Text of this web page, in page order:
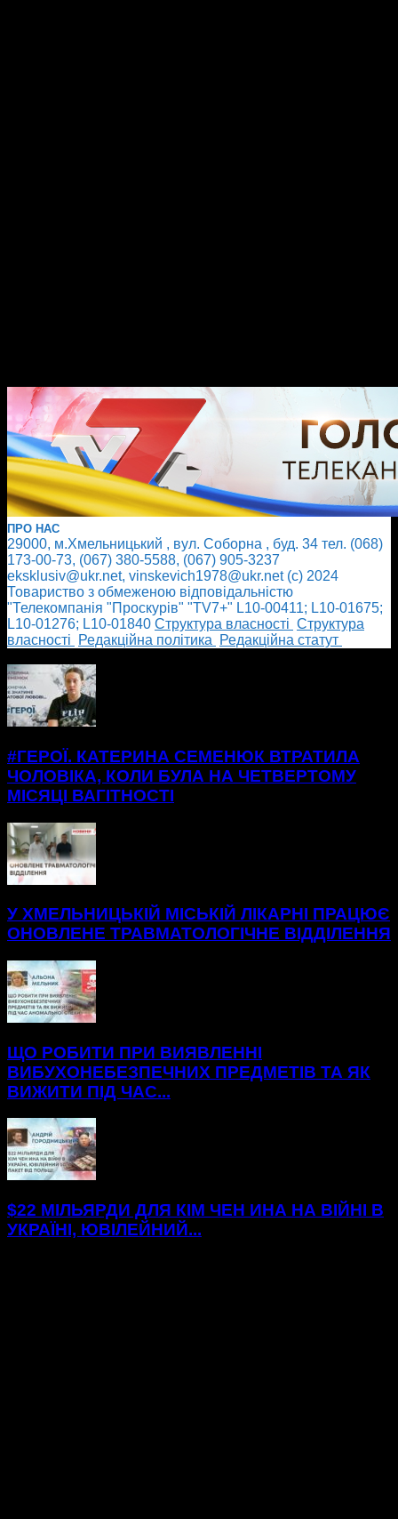
ПРО НАС
29000, м.Хмельницький , вул. Соборна , буд. 34 тел. (068)
173-00-73, (067) 380-5588, (067) 905-3237
eksklusiv@ukr.net, vinskevich1978@ukr.net (с) 2024
Товариство з обмеженою відповідальністю
"Телекомпанія "Проскурів" "TV7+" L10-00411; L10-01675;
L10-01276; L10-01840 Cтруктура власності Cтруктура
власності
Редакційна політика
Редакційна статут
#ГЕРОЇ. КАТЕРИНА СЕМЕНЮК ВТРАТИЛА
ЧОЛОВІКА, КОЛИ БУЛА НА ЧЕТВЕРТОМУ
МІСЯЦІ ВАГІТНОСТІ
У ХМЕЛЬНИЦЬКІЙ МІСЬКІЙ ЛІКАРНІ ПРАЦЮЄ
ОНОВЛЕНЕ ТРАВМАТОЛОГІЧНЕ ВІДДІЛЕННЯ
ЩО РОБИТИ ПРИ ВИЯВЛЕННІ
ВИБУХОНЕБЕЗПЕЧНИХ ПРЕДМЕТІВ ТА ЯК
ВИЖИТИ ПІД ЧАС...
$22 МІЛЬЯРДИ ДЛЯ КІМ ЧЕН ИНА НА ВІЙНІ В
УКРАЇНІ, ЮВІЛЕЙНИЙ...